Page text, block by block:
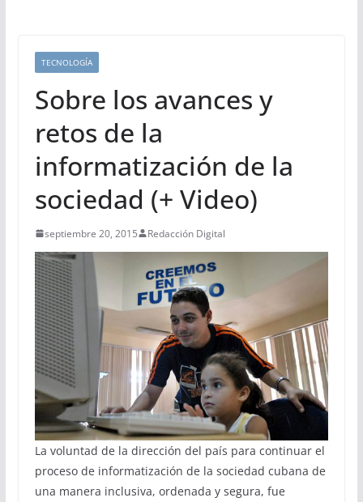
TECNOLOGÍA
Sobre los avances y
retos de la
informatización de la
sociedad (+ Video)
septiembre 20, 2015 Redacción Digital
La voluntad de la dirección del país para continuar el
proceso de informatización de la sociedad cubana de
una manera inclusiva, ordenada y segura, fue